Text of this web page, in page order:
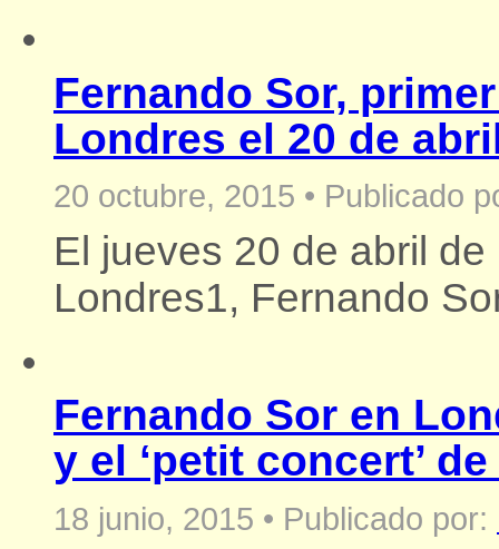
Fernando Sor,
Londres el 20 de
20 octubre, 2015 • Publicado
El jueves 20 de abril
Londres1, Fernando
Fernando Sor en
y el ‘petit concert’
18 junio, 2015 • Publicado por: